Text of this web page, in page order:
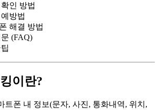
인 방법
방법
해결 방법
(FAQ)
이란?
트폰 내 정보(문자, 사진, 통화내역, 위치,